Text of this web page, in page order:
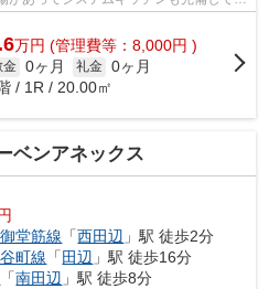
万円 (管理費等：8,000円 )
金 0ヶ月 礼金 0ヶ月
/ 1R / 20.00㎡
ベンアネックス
堂筋線 「西田辺 」駅 徒歩2分
町線 「 田辺 」駅 徒歩16分
「南田辺 」駅 徒歩8分